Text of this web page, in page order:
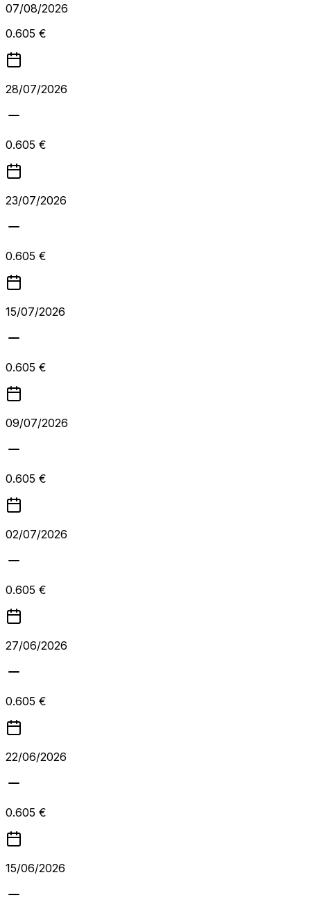
07/08/2026
0.605 €
28/07/2026
0.605 €
23/07/2026
0.605 €
15/07/2026
0.605 €
09/07/2026
0.605 €
02/07/2026
0.605 €
27/06/2026
0.605 €
22/06/2026
0.605 €
15/06/2026